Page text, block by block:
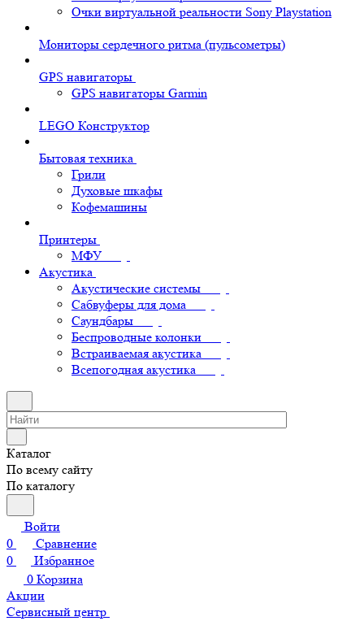
Очки виртуальной реальности Sony Playstation
Мониторы сердечного ритма (пульсометры)
GPS навигаторы
GPS навигаторы Garmin
LEGO Конструктор
Бытовая техника
Грили
Духовые шкафы
Кофемашины
Принтеры
МФУ
Акустика
Акустические системы
Сабвуферы для дома
Саундбары
Беспроводные колонки
Встраиваемая акустика
Всепогодная акустика
Каталог
По всему сайту
По каталогу
Войти
0
Сравнение
0
Избранное
0 Корзина
Акции
Сервисный центр